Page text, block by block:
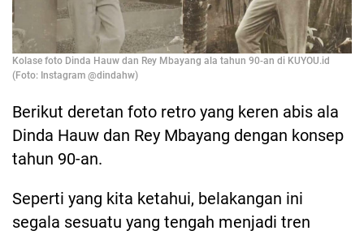
Kolase foto Dinda Hauw dan Rey Mbayang ala tahun 90-an di KUYOU.id
(Foto: Instagram @dindahw)
Berikut deretan foto retro yang keren abis ala
Dinda Hauw dan Rey Mbayang dengan konsep
tahun 90-an.
Seperti yang kita ketahui, belakangan ini
segala sesuatu yang tengah menjadi tren